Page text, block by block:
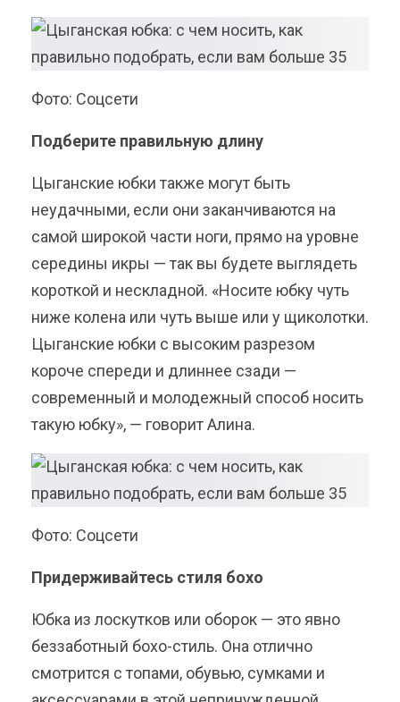
Фото: Соцсети
Подберите правильную длину
Цыганские юбки также могут быть
неудачными, если они заканчиваются на
самой широкой части ноги, прямо на уровне
середины икры — так вы будете выглядеть
короткой и нескладной. «Носите юбку чуть
ниже колена или чуть выше или у щиколотки.
Цыганские юбки с высоким разрезом
короче спереди и длиннее сзади —
современный и молодежный способ носить
такую юбку», — говорит Алина.
Фото: Соцсети
Придерживайтесь стиля бохо
Юбка из лоскутков или оборок — это явно
беззаботный бохо-стиль. Она отлично
смотрится с топами, обувью, сумками и